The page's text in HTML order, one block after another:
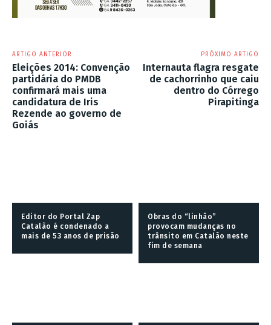
ARTIGO ANTERIOR
Eleições 2014: Convenção
partidária do PMDB
confirmará mais uma
candidatura de Iris
Rezende ao governo de
Goiás
PRÓXIMO ARTIGO
Internauta flagra resgate
de cachorrinho que caiu
dentro do Córrego
Pirapitinga
Editor do Portal Zap
Catalão é condenado a
mais de 53 anos de prisão
Obras do “linhão”
provocam mudanças no
trânsito em Catalão neste
fim de semana